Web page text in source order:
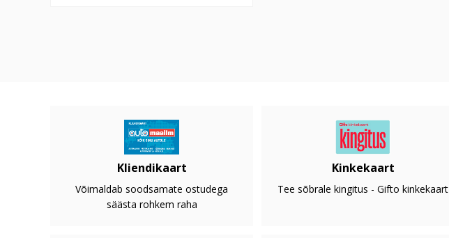
Kliendikaart
Võimaldab soodsamate ostudega
säästa rohkem raha
Kinkekaart
Tee sõbrale kingitus - Gifto kinkekaart